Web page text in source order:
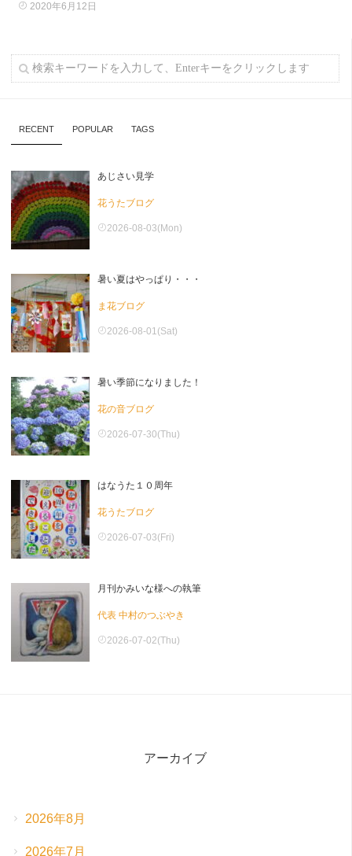
2020年6月12日
RECENT POPULAR TAGS
あじさい見学
花うたブログ
2026-08-03(Mon)
暑い夏はやっぱり・・・
ま花ブログ
2026-08-01(Sat)
暑い季節になりました！
花の音ブログ
2026-07-30(Thu)
はなうた１０周年
花うたブログ
2026-07-03(Fri)
月刊かみいな様への執筆
代表 中村のつぶやき
2026-07-02(Thu)
アーカイブ
2026年8月
2026年7月